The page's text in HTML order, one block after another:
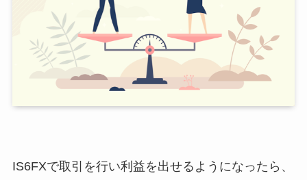
IS6FXで取引を行い利益を出せるようになったら、